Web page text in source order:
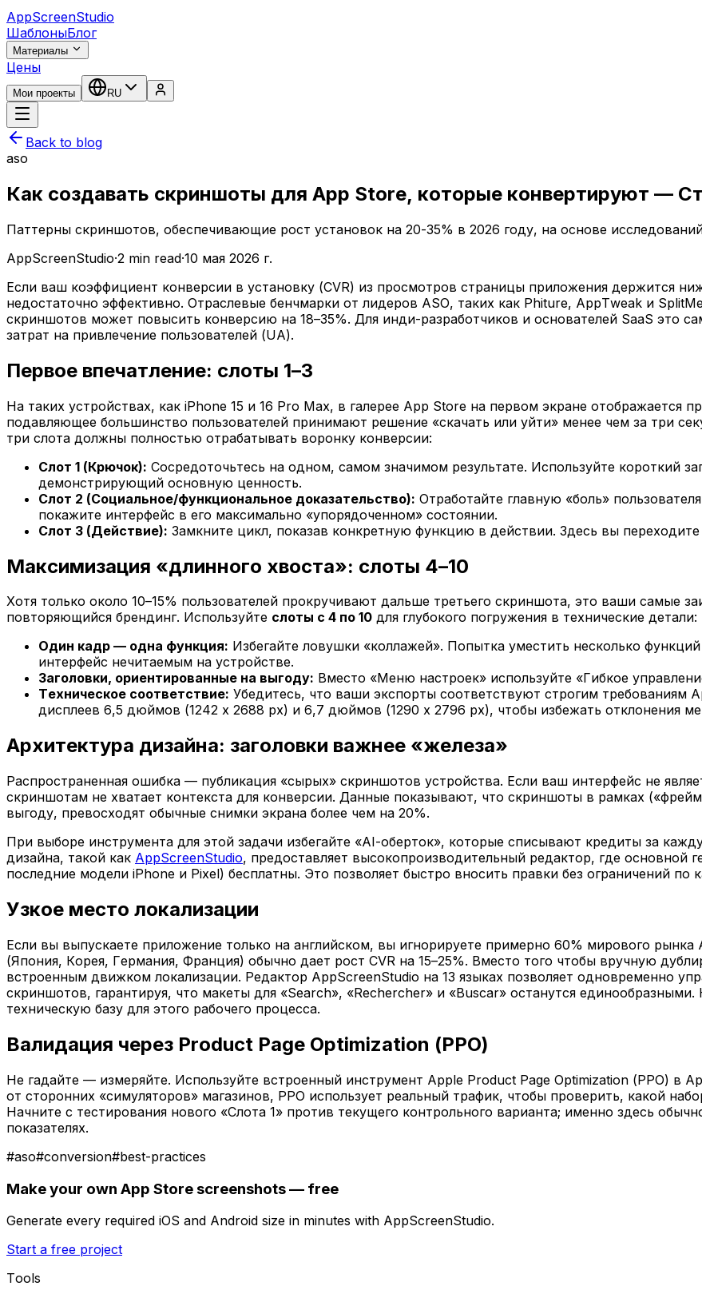
AppScreenStudio
ШаблоныБлог
Материалы
Цены
Мои проекты RU
Back to blog
aso
Как создавать скриншоты для App Store, которые конвертируют —
Паттерны скриншотов, обеспечивающие рост установок на 20-35% в 2026 году, на основе
AppScreenStudio·2 min read·10 мая 2026 г.
Если ваш коэффициент конверсии в установку (CVR) из просмотров страницы приложения держится
недостаточно эффективно. Отраслевые бенчмарки от лидеров ASO, таких как Phiture, AppTweak и
скриншотов может повысить конверсию на 18–35%. Для инди-разработчиков и основателей SaaS это
затрат на привлечение пользователей (UA).
Первое впечатление: слоты 1–3
На таких устройствах, как iPhone 15 и 16 Pro Max, в галерее App Store на первом экране отображается
подавляющее большинство пользователей принимают решение «скачать или уйти» менее чем за три
три слота должны полностью отрабатывать воронку конверсии:
Слот 1 (Крючок): Сосредоточьтесь на одном, самом значимом результате. Используйте короткий
демонстрирующий основную ценность.
Слот 2 (Социальное/функциональное доказательство): Отработайте главную «боль»
покажите интерфейс в его максимально «упорядоченном» состоянии.
Слот 3 (Действие): Замкните цикл, показав конкретную функцию в действии. Здесь вы переходите
Максимизация «длинного хвоста»: слоты 4–10
Хотя только около 10–15% пользователей прокручивают дальше третьего скриншота, это ваши самые
повторяющийся брендинг. Используйте слоты с 4 по 10 для глубокого погружения в технические детали:
Один кадр — одна функция: Избегайте ловушки «коллажей». Попытка уместить несколько
интерфейс нечитаемым на устройстве.
Заголовки, ориентированные на выгоду: Вместо «Меню настроек» используйте «Гибкое
Техническое соответствие: Убедитесь, что ваши экспорты соответствуют строгим требованиям
дисплеев 6,5 дюймов (1242 x 2688 px) и 6,7 дюймов (1290 x 2796 px), чтобы избежать отклонения
Архитектура дизайна: заголовки важнее «железа»
Распространенная ошибка — публикация «сырых» скриншотов устройства. Если ваш интерфейс не
скриншотам не хватает контекста для конверсии. Данные показывают, что скриншоты в рамках
выгоду, превосходят обычные снимки экрана более чем на 20%.
При выборе инструмента для этой задачи избегайте «AI-оберток», которые списывают кредиты за
дизайна, такой как AppScreenStudio, предоставляет высокопроизводительный редактор, где основной
последние модели iPhone и Pixel) бесплатны. Это позволяет быстро вносить правки без ограничений по
Узкое место локализации
Если вы выпускаете приложение только на английском, вы игнорируете примерно 60% мирового
(Япония, Корея, Германия, Франция) обычно дает рост CVR на 15–25%. Вместо того чтобы вручную
встроенным движком локализации. Редактор AppScreenStudio на 13 языках позволяет одновременно
скриншотов, гарантируя, что макеты для «Search», «Rechercher» и «Buscar» останутся
техническую базу для этого рабочего процесса.
Валидация через Product Page Optimization (PPO)
Не гадайте — измеряйте. Используйте встроенный инструмент Apple Product Page Optimization (PPO) в
от сторонних «симуляторов» магазинов, PPO использует реальный трафик, чтобы проверить, какой
Начните с тестирования нового «Слота 1» против текущего контрольного варианта; именно здесь
показателях.
#aso#conversion#best-practices
Make your own App Store screenshots — free
Generate every required iOS and Android size in minutes with AppScreenStudio.
Start a free project
Tools